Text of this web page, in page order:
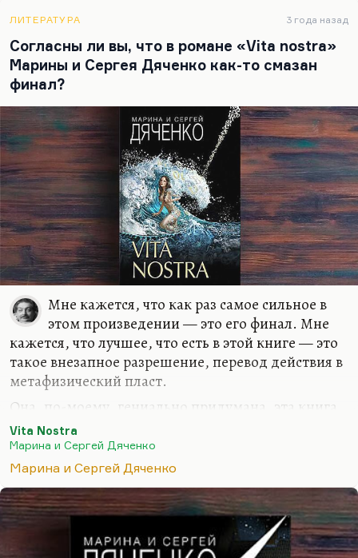
всего лишь новая форма существования. То, что
это не безумие, совершенно точно, потому что
некоторые трансформации сознания, которые
там описаны, уже давно поставили Сашу вне
нормы.
Понимаете, концовка иногда для того и пишется,
чтобы не скажу…
ЛИТЕРАТУРА 3 года назад
Согласны ли вы, что в романе «Vita nostra»
Марины и Сергея Дяченко как-то смазан
финал?
Мне кажется, что как раз самое сильное в
этом произведении — это его финал. Мне
кажется, что лучшее, что есть в этой книге — это
такое внезапное разрешение, перевод действия в
метафизический пласт.
Она, по-моему, гениально придумана, эта книга,
и выше этого, мне кажется, Дьяченко не
прыгнули. У них были книги того же уровня —
например, «Brevis est» и «Мигрант», но выше
этого, мне кажется, сейчас и невозможно
прыгнуть. Это действительно какой-то предел
такого м-реализма, как это называет Назаренко
— магического реализма.
Vita Nostra
Марина и Сергей Дяченко
Марина и Сергей Дяченко